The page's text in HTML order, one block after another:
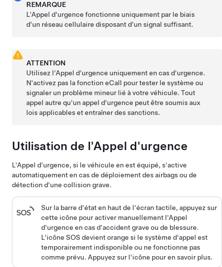
REMARQUE
L'Appel d'urgence fonctionne uniquement par le biais
d'un réseau cellulaire disposant d'un signal suffisant.
ATTENTION
Utilisez l'Appel d'urgence uniquement en cas d'urgence.
N'activez pas la fonction eCall pour tester le système ou
signaler un problème mineur lié à votre véhicule. Tout
appel autre qu'un appel d'urgence peut être soumis aux
lois applicables et entraîner des sanctions.
Utilisation de l'Appel d'urgence
L'Appel d'urgence, si le véhicule en est équipé, s'active
automatiquement en cas de déploiement des airbags ou de
détection d'une collision grave.
Sur la barre d'état en haut de l'écran tactile,appuyez sur
cette icône pour activer manuellement l'Appel
d'urgence en cas d'accident grave ou de blessure.
L'icône SOS devient orange si le système d'appel est
temporairement indisponible ou ne fonctionne pas
comme prévu. Appuyez sur l'icône pour en savoir plus.